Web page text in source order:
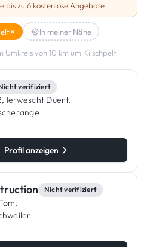
bis zu 6 kostenlose Angebote
In meiner Nähe
Umkreis von 10 km um Kiischpelt
verifiziert
Ierwescht Duerf,
Profil anzeigen
Nicht verifiziert